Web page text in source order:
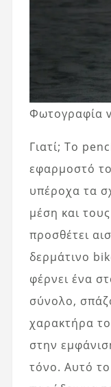
Φωτογραφία
Γιατί; Το
εφαρμοστό
υπέροχα τα
μέση και
προσθέτει
δερμάτινο
φέρνει ένα
σύνολο,
χαρακτήρα
στην
τόνο. Αυτό το